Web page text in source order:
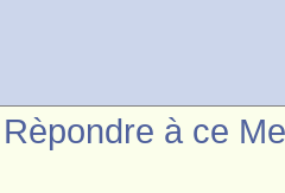
Rèpondre à ce